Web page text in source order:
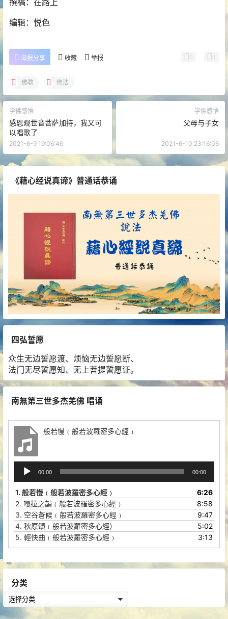
撰稿：在路上
编辑：悦色
海报分享 收藏 举报 0 0
佛教 佛法
学佛感悟
感恩观世音菩萨加持，我又可
以唱歌了
2021-6-9 19:06:46
学佛感悟
父母与子女
2021-6-10 23:16:06
《藉心经说真谛》普通话恭诵
四弘誓愿
众生无边誓愿渡、烦恼无边誓愿断、
法门无尽誓愿知、无上菩提誓愿证。
南無第三世多杰羌佛 唱诵
般若慢﹙般若波羅密多心經﹚
播
放
器
00:00 00:00
1. 般若慢﹙般若波羅密多心經﹚
6:26
2. 嘎拉之韻﹙般若波羅密多心經﹚
8:58
3. 空谷蒼候﹙般若波羅密多心經﹚
9:47
4. 秋原頌﹙般若波羅密多心經）
5:02
5. 輕快曲﹙般若波羅密多心經﹚ 3:13
分类
分
类